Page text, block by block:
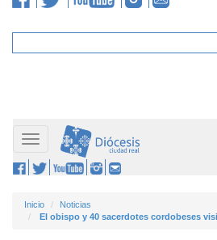
Toggle
navigation
Inicio
Noticias
El obispo y 40 sacerdotes cordobeses